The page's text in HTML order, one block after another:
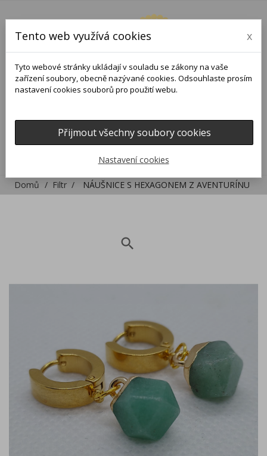
Domů Filtr NÁUŠNICE S HEXAGONEM Z AVENTURÍNU
search
Tento web využívá cookies x
Tyto webové stránky ukládají v souladu se zákony na vaše
zařízení soubory, obecně nazývané cookies. Odsouhlaste prosím
nastavení cookies souborů pro použití webu.
Přijmout všechny soubory cookies
Nastavení cookies